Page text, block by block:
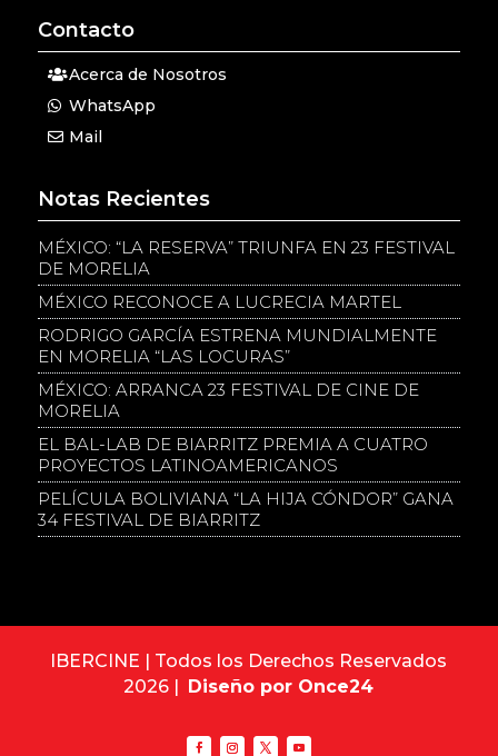
Contacto
Acerca de Nosotros
WhatsApp
Mail
Notas Recientes
MÉXICO: “LA RESERVA” TRIUNFA EN 23 FESTIVAL
DE MORELIA
MÉXICO RECONOCE A LUCRECIA MARTEL
RODRIGO GARCÍA ESTRENA MUNDIALMENTE
EN MORELIA “LAS LOCURAS”
MÉXICO: ARRANCA 23 FESTIVAL DE CINE DE
MORELIA
EL BAL-LAB DE BIARRITZ PREMIA A CUATRO
PROYECTOS LATINOAMERICANOS
PELÍCULA BOLIVIANA “LA HIJA CÓNDOR” GANA
34 FESTIVAL DE BIARRITZ
IBERCINE | Todos los Derechos Reservados
2026 | Diseño por Once24